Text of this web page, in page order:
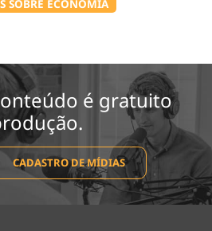
SOBRE ECONOMIA
é gratuito
CADASTRO DE MÍDIAS